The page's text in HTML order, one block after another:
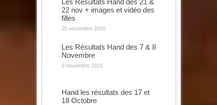
22 nov + images et vidéo des
filles
25 novembre 2015
Les Résultats Hand des 7 & 8
Novembre
9 novembre 2015
Hand les résultats des 17 et
18 Octobre